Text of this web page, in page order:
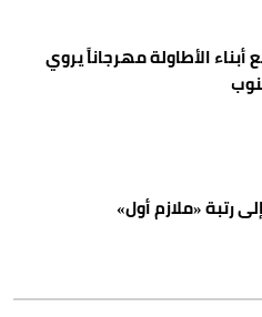
أبناء الأطاولة مهرجاناً يروي
رتبة «ملازم أول»